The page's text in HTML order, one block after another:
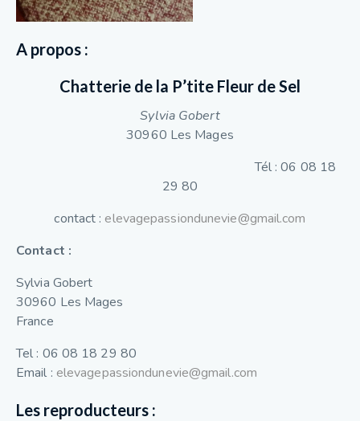
A propos :
Chatterie de la P’tite Fleur de Sel
Sylvia Gobert
30960 Les Mages
Tél : 06 08 18
29 80
contact : elevagepassiondunevie@gmail.com
Contact :
Sylvia Gobert
30960 Les Mages
France
Tel : 06 08 18 29 80
Email : elevagepassiondunevie@gmail.com
Les reproducteurs :